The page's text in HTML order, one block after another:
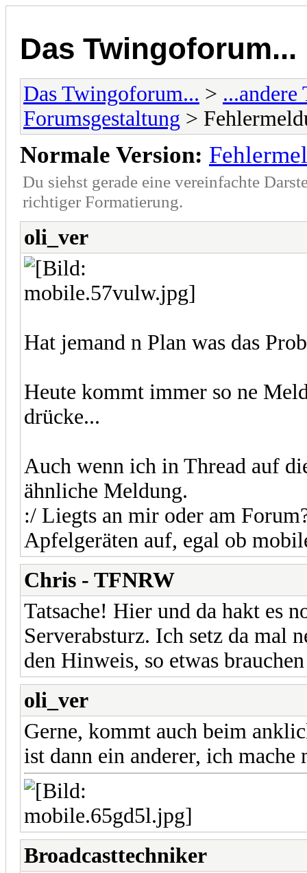
Das Twingoforum...
Das Twingoforum... > ...andere
Forumsgestaltung >
Normale Version:
Du siehst gerade eine vereinfachte
richtiger Formatierung.
oli_ver
Hat jemand n Plan was das
Heute kommt immer so ne
drücke...
Auch wenn ich in Thread auf
ähnliche Meldung.
:/ Liegts an mir oder am
Apfelgeräten auf, egal ob
Chris - TFNRW
Tatsache! Hier und da hakt es
Serverabsturz. Ich setz da mal
den Hinweis, so etwas
oli_ver
Gerne, kommt auch beim
ist dann ein anderer, ich mache
Broadcasttechniker